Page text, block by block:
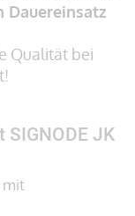
Dauereinsatz
Qualität bei
JK
mit